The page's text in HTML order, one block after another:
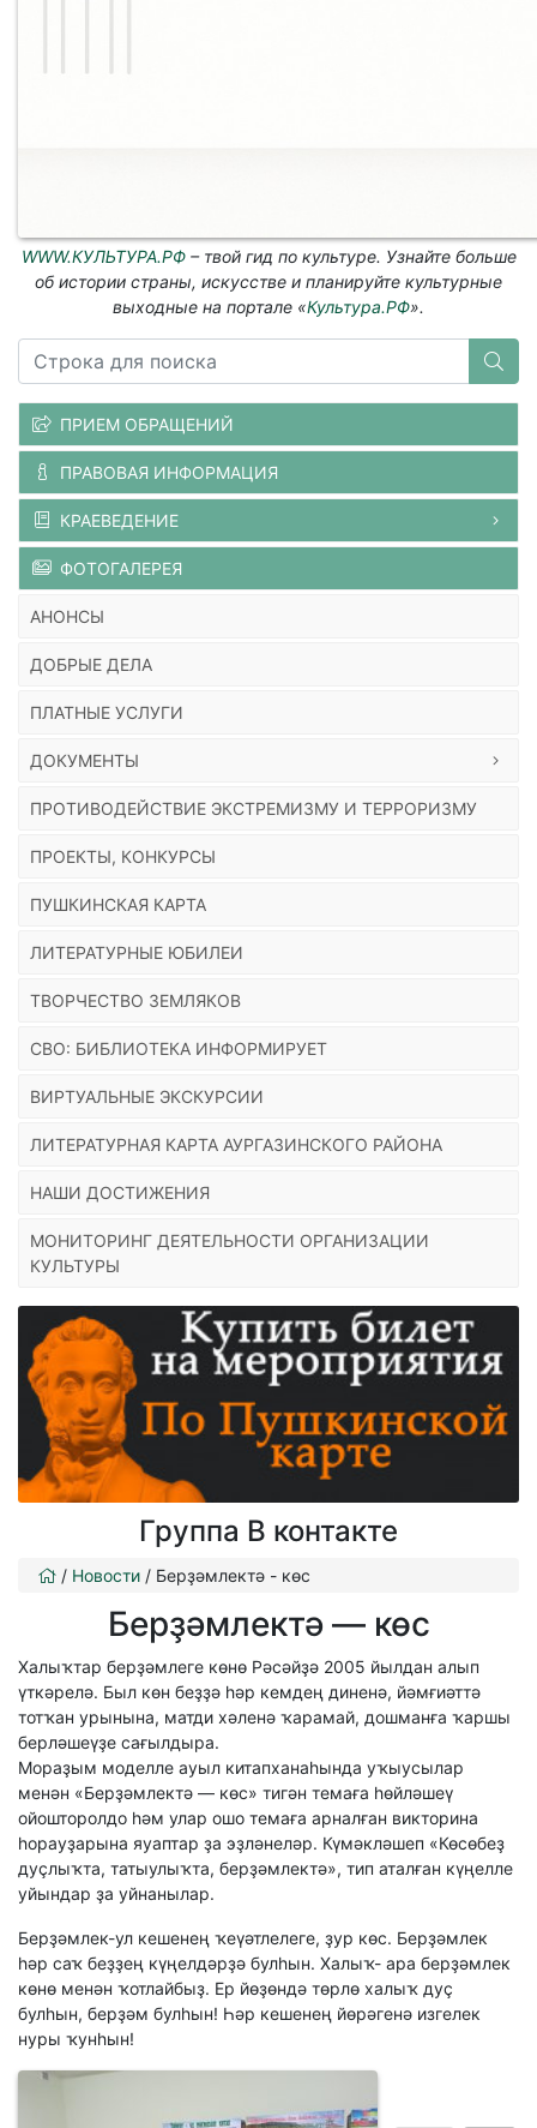
WWW.КУЛЬТУРА.РФ– твой гид по культуре. Узнайте больше
об истории страны, искусстве и планируйте культурные
выходные на портале «Культура.РФ».
ПРИЕМ ОБРАЩЕНИЙ
ПРАВОВАЯ ИНФОРМАЦИЯ
КРАЕВЕДЕНИЕ
ФОТОГАЛЕРЕЯ
АНОНСЫ
ДОБРЫЕ ДЕЛА
ПЛАТНЫЕ УСЛУГИ
ДОКУМЕНТЫ
ПРОТИВОДЕЙСТВИЕ ЭКСТРЕМИЗМУ И ТЕРРОРИЗМУ
ПРОЕКТЫ, КОНКУРСЫ
ПУШКИНСКАЯ КАРТА
ЛИТЕРАТУРНЫЕ ЮБИЛЕИ
ТВОРЧЕСТВО ЗЕМЛЯКОВ
СВО: БИБЛИОТЕКА ИНФОРМИРУЕТ
ВИРТУАЛЬНЫЕ ЭКСКУРСИИ
ЛИТЕРАТУРНАЯ КАРТА АУРГАЗИНСКОГО РАЙОНА
НАШИ ДОСТИЖЕНИЯ
МОНИТОРИНГ ДЕЯТЕЛЬНОСТИ ОРГАНИЗАЦИИ
КУЛЬТУРЫ
Группа В контакте
/ Новости / Берҙәмлектә - көс
Берҙәмлектә — көс
Халыҡтар берҙәмлеге көнө Рәсәйҙә 2005 йылдан алып
үткәрелә. Был көн беҙҙә һәр кемдең диненә, йәмғиәттә
тотҡан урынына, матди хәленә ҡарамай, дошманға ҡаршы
берләшеүҙе сағылдыра.
Мораҙым моделле ауыл китапханаһында уҡыусылар
менән «Берҙәмлектә — көс» тигән темаға һөйләшеү
ойошторолдо һәм улар ошо темаға арналған викторина
һорауҙарына яуаптар ҙа эҙләнеләр. Күмәкләшеп «Көсөбеҙ
дуҫлыҡта, татыулыҡта, берҙәмлектә», тип аталған күңелле
уйындар ҙа уйнанылар.
Берҙәмлек-ул кешенең ҡеүәтлелеге, ҙур көс. Берҙәмлек
һәр саҡ беҙҙең күңелдәрҙә булһын. Халыҡ- ара берҙәмлек
көнө менән ҡотлайбыҙ. Ер йөҙөндә төрлө халыҡ дуҫ
булһын, берҙәм булһын! Һәр кешенең йөрәгенә изгелек
нуры ҡунһын!